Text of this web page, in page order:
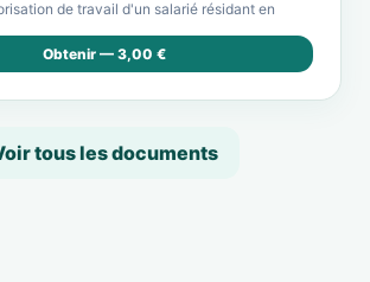
de travail d'un salarié résidant en
Obtenir — 3,00 €
tous les documents